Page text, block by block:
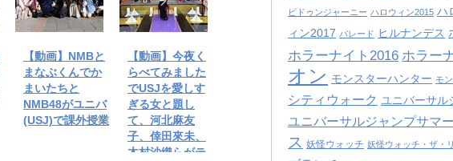
【動画】NMBと
まなぶくんでか
まいたちと
NMB48がユニバ
(USJ)で課外授業
【動画】今夜く
らべてみました
でUSJを愛しす
ぎる女と題し
て、河北麻友
子、倖田來未、
木村沙織らがテ
ビドゥンジャーニー ハロウィン2015 ハ
ィン2017 パレード ヒルナンデス
ホラーナイト2016 ホラー
オン モンスターハンター モ
シティウォーク ユニバーサル
ユニバーサルジャンプサマ
ス 妖怪ウォッチ 妖怪ウォッチ・ザ・